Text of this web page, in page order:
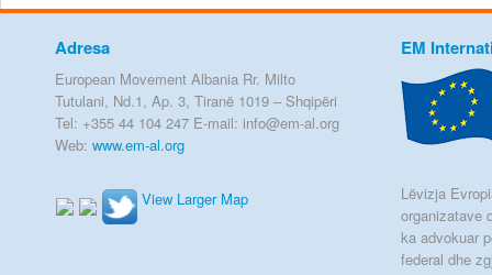
Adresa
European Movement Albania Rr. Milto
Tutulani, Nd.1, Ap. 3, Tiranë 1019 – Shqipëri
Tel: +355 44 104 247 E-mail: info@em-al.org
Web: www.em-al.org
View Larger Map
EM
Lëvizja
organizatave
ka advokuar
federal dhe